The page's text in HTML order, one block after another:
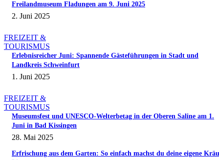
Freilandmuseum Fladungen am 9. Juni 2025
2. Juni 2025
FREIZEIT &
TOURISMUS
Erlebnisreicher Juni: Spannende Gästeführungen in Stadt und
Landkreis Schweinfurt
1. Juni 2025
FREIZEIT &
TOURISMUS
Museumsfest und UNESCO-Welterbetag in der Oberen Saline am 1.
Juni in Bad Kissingen
28. Mai 2025
Erfrischung aus dem Garten: So einfach machst du deine eigene